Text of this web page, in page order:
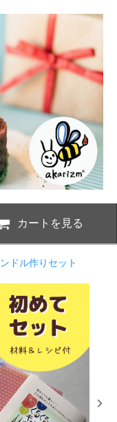
カートを見る
ドル作りセット